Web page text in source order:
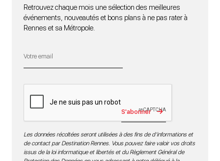
Retrouvez chaque mois une sélection des meilleures
événements, nouveautés et bons plans à ne pas rater à
Rennes et sa Métropole.
S'abonner
Les données récoltées seront utilisées à des fins de d’informations et
de contact par Destination Rennes. Vous pouvez faire valoir vos droits
issus de la loi informatique et libertés et du Règlement Général de